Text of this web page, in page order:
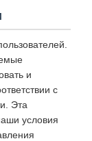
и
с
Эта
условия